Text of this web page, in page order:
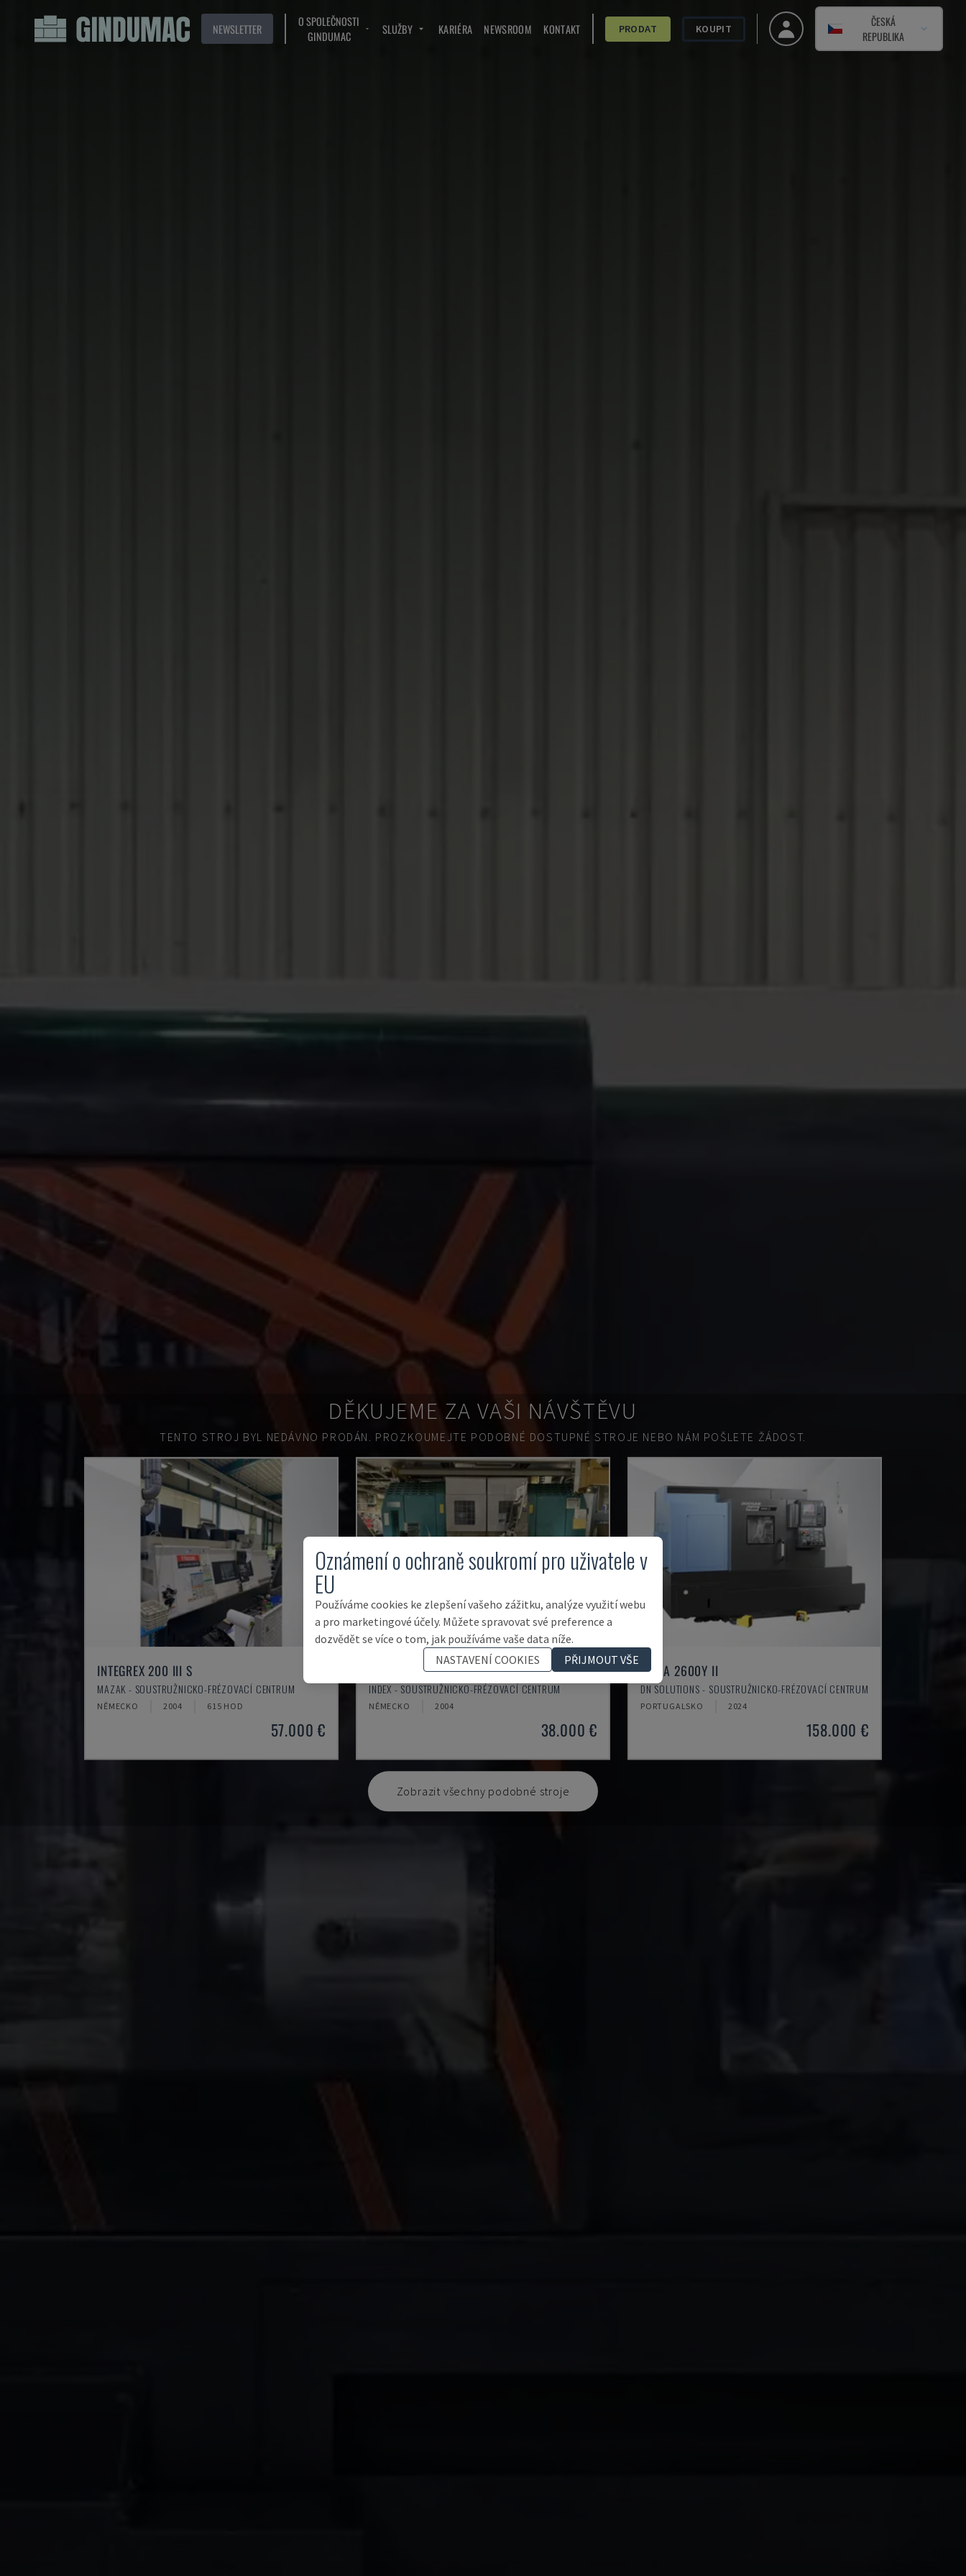
NEWSLETTER
O SPOLEČNOSTI
GINDUMAC
SLUŽBY KARIÉRA NEWSROOM KONTAKT PRODAT KOUPIT
ČESKÁ
REPUBLIKA
DĚKUJEME ZA VAŠI NÁVŠTĚVU
TENTO STROJ BYL NEDÁVNO PRODÁN. PROZKOUMEJTE PODOBNÉ DOSTUPNÉ STROJE NEBO NÁM POŠLETE ŽÁDOST.
INTEGREX 200 III S
MAZAK - SOUSTRUŽNICKO-FRÉZOVACÍ CENTRUM
NĚMECKO 2004 615 HOD
57.000 €
INDEX - SOUSTRUŽNICKO-FRÉZOVACÍ CENTRUM
NĚMECKO 2004
38.000 €
PUMA 2600Y II
DN SOLUTIONS - SOUSTRUŽNICKO-FRÉZOVACÍ CENTRUM
PORTUGALSKO 2024
158.000 €
Zobrazit všechny podobné stroje
Oznámení o ochraně soukromí pro uživatele v
EU
Používáme cookies ke zlepšení vašeho zážitku, analýze využití webu
a pro marketingové účely. Můžete spravovat své preference a
dozvědět se více o tom, jak používáme vaše data níže.
NASTAVENÍ COOKIES
PŘIJMOUT VŠE